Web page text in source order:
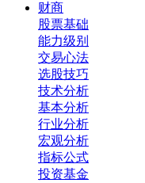
财商
股票基础
能力级别
交易心法
选股技巧
技术分析
基本分析
行业分析
宏观分析
指标公式
投资基金